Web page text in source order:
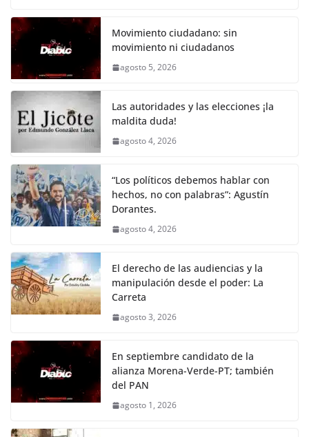
k
c
e
b
o
o
k
itt
er s
A
p
y
Li
k
gr
a
e
Movimiento ciudadano: sin
movimiento ni ciudadanos
agosto 5, 2026
Las autoridades y las elecciones ¡la
maldita duda!
agosto 4, 2026
“Los políticos debemos hablar con
hechos, no con palabras”: Agustín
Dorantes.
agosto 4, 2026
El derecho de las audiencias y la
manipulación desde el poder: La
Carreta
agosto 3, 2026
En septiembre candidato de la
alianza Morena-Verde-PT; también
del PAN
agosto 1, 2026